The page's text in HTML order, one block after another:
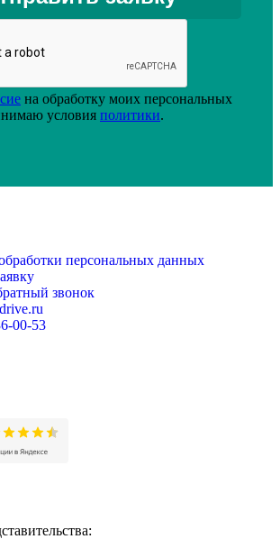
на обработку моих персональных
условия политики.
персональных данных
звонок
00-53